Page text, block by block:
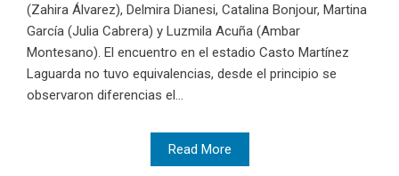
(Zahira Álvarez), Delmira Dianesi, Catalina Bonjour, Martina
García (Julia Cabrera) y Luzmila Acuña (Ambar
Montesano). El encuentro en el estadio Casto Martínez
Laguarda no tuvo equivalencias, desde el principio se
observaron diferencias el...
Read More